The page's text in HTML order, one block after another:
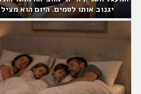
יגנוב אותו לסמים. היום הוא